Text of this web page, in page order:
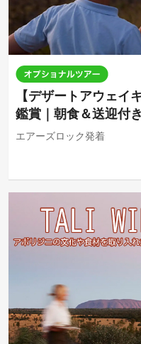
【デザートアウェイ
鑑賞｜朝食＆送迎付
エアーズロック発着